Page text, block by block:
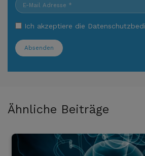
Ich akzeptiere die
Absenden
Ähnliche Beiträge